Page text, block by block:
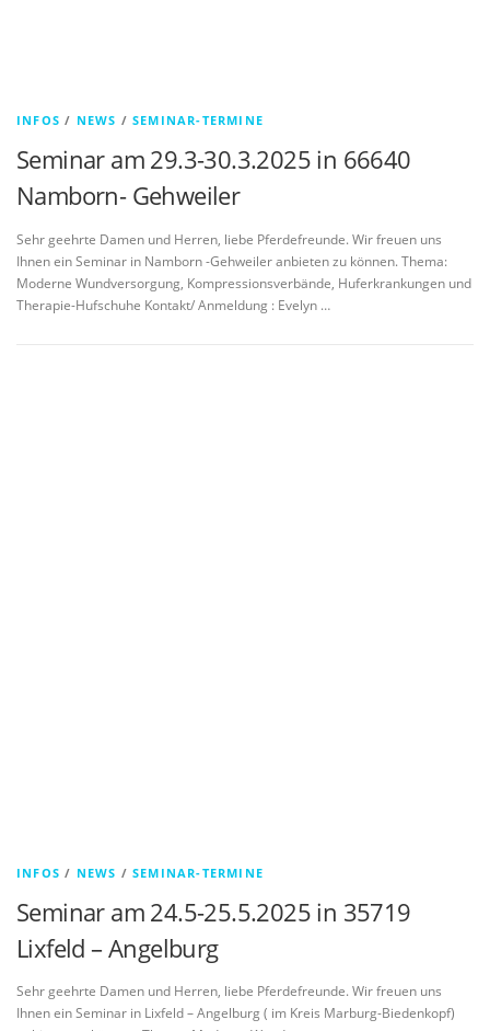
INFOS / NEWS /SEMINAR-TERMINE
Seminar am 29.3-30.3.2025 in 66640
Namborn- Gehweiler
Sehr geehrte Damen und Herren, liebe Pferdefreunde. Wir freuen uns
Ihnen ein Seminar in Namborn -Gehweiler anbieten zu können. Thema:
Moderne Wundversorgung, Kompressionsverbände, Huferkrankungen und
Therapie-Hufschuhe Kontakt/ Anmeldung : Evelyn …
INFOS / NEWS /SEMINAR-TERMINE
Seminar am 24.5-25.5.2025 in 35719
Lixfeld – Angelburg
Sehr geehrte Damen und Herren, liebe Pferdefreunde. Wir freuen uns
Ihnen ein Seminar in Lixfeld – Angelburg ( im Kreis Marburg-Biedenkopf)